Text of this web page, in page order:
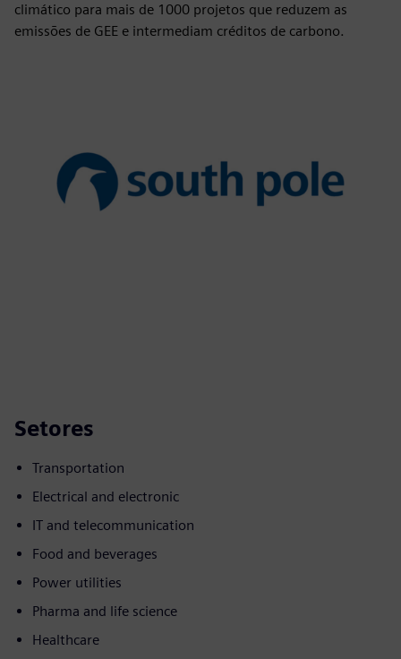
climático para mais de 1000 projetos que reduzem as
emissões de GEE e intermediam créditos de carbono.
Setores
Transportation
Electrical and electronic
IT and telecommunication
Food and beverages
Power utilities
Pharma and life science
Healthcare